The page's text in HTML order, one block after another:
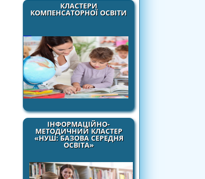
КЛАСТЕРИ
КОМПЕНСАТОРНОЇ ОСВІТИ
ІНФОРМАЦІЙНО-
МЕТОДИЧНИЙ КЛАСТЕР
«НУШ: БАЗОВА СЕРЕДНЯ
ОСВІТА»